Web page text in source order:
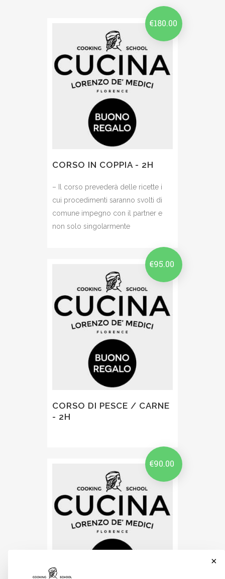
€180.00
CORSO IN COPPIA - 2H
– Il corso prevederà delle ricette i
cui procedimenti saranno svolti di
comune impegno con il partner e
non solo singolarmente
€95.00
CORSO DI PESCE / CARNE
- 2H
€90.00
×